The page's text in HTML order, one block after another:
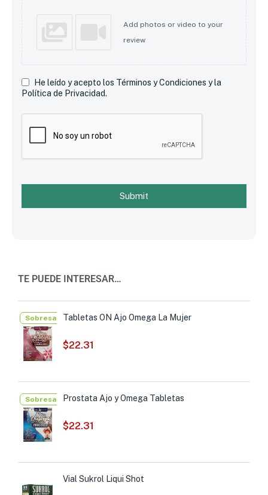
Add photos or video to your
review
He leído y acepto los Términos y Condiciones y la
Política de Privacidad.
Submit
TE PUEDE INTERESAR…
SobresalientesTabletas ON Ajo Omega La Mujer
$22.31
SobresalientesProstata Ajo y Omega Tabletas
$22.31
Vial Sukrol Liqui Shot